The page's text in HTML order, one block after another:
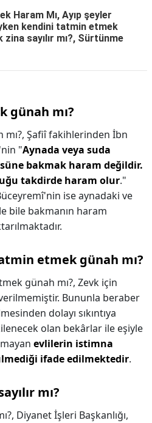
Haram Mı, Ayıp şeyler
kendini tatmin etmek
zina sayılır mı?, Sürtünme
günah mı?
Şafiî fakihlerinden İbn
"Aynada veya suda
bakmak haram değildir.
takdirde haram olur."
ise aynadaki ve
bile bakmanın haram
etmek günah mı?
günah mı?, Zevk için
Bununla beraber
dolayı sıkıntıya
olan bekârlar ile eşiyle
evlilerin istimna
ifade edilmektedir.
mı?
Diyanet İşleri Başkanlığı,